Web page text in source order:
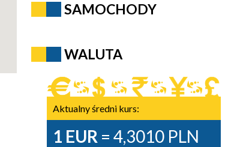
SAMOCHODY
WALUTA
Aktualny średni kurs:
1 EUR = 4,3010 PLN